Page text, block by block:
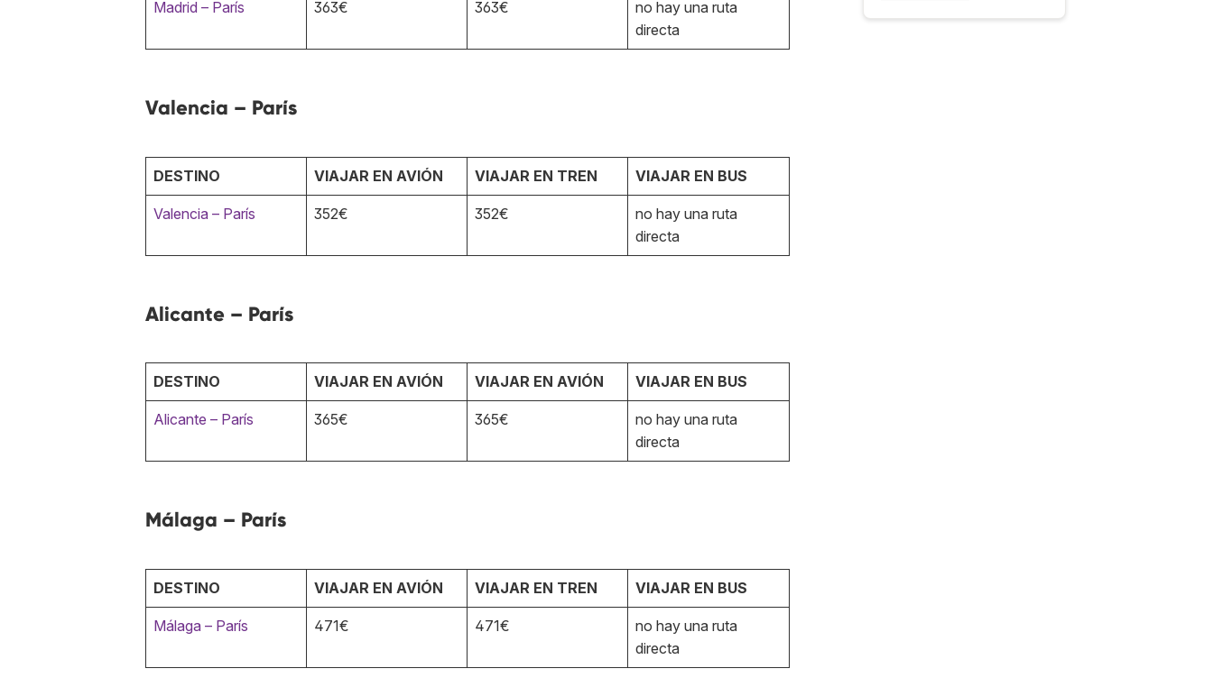
Madrid – París 363€ 363€
no hay una ruta
directa
Valencia – París
DESTINO VIAJAR EN AVIÓN VIAJAR EN TREN VIAJAR EN BUS
Valencia – París 352€ 352€
no hay una ruta
directa
Alicante – París
DESTINO VIAJAR EN AVIÓN VIAJAR EN AVIÓN VIAJAR EN BUS
Alicante – París 365€ 365€
no hay una ruta
directa
Málaga – París
DESTINO VIAJAR EN AVIÓN VIAJAR EN TREN VIAJAR EN BUS
Málaga – París 471€ 471€
no hay una ruta
directa